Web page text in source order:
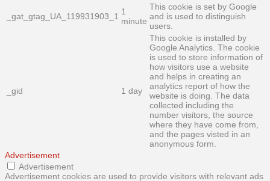
_gat_gtag_UA_119931903_1 1
minute
This cookie is set by Google
and is used to distinguish
users.
_gid 1 day
This cookie is installed by
Google Analytics. The cookie
is used to store information of
how visitors use a website
and helps in creating an
analytics report of how the
website is doing. The data
collected including the
number visitors, the source
where they have come from,
and the pages visted in an
anonymous form.
Advertisement
Advertisement
Advertisement cookies are used to provide visitors with relevant ads